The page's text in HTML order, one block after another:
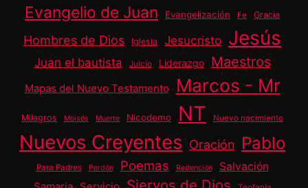
Evangelio de Juan Evangelización Fe Gracia
Hombres de Dios Iglesia Jesucristo Jesús
Juan el bautista Juicio Liderazgo Maestros
Mapas del Nuevo Testamento Marcos - Mr
Milagros Moisés Muerte Nicodemo NT Nuevo nacimiento
Nuevos Creyentes Oración Pablo
Para Padres Perdón Poemas Redención
Salvación